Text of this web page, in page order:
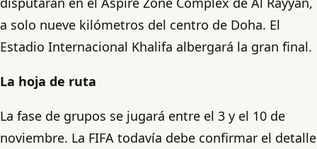
a solo nueve kilómetros del centro de Doha. El
Estadio Internacional Khalifa albergará la gran final.
La hoja de ruta
La fase de grupos se jugará entre el 3 y el 10 de
noviembre. La FIFA todavía debe confirmar el detalle